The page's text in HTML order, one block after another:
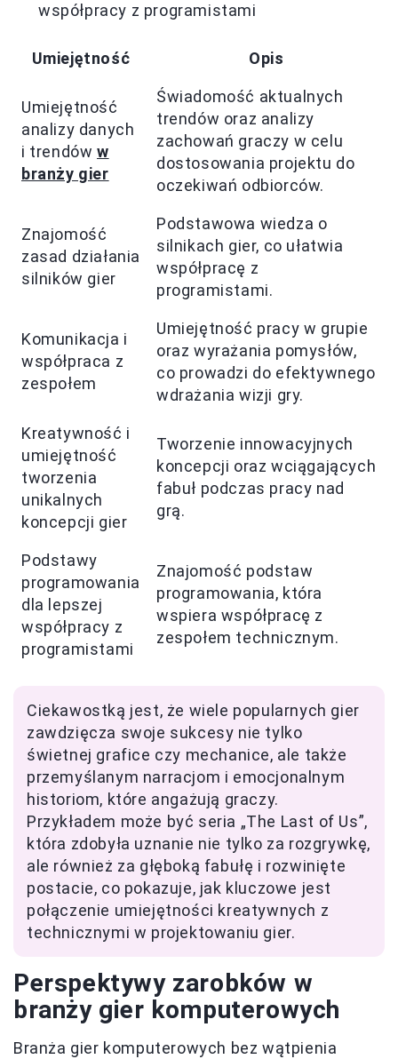
współpracy z programistami
Umiejętność Opis
Umiejętność
analizy danych
i trendów w
branży gier
Świadomość aktualnych
trendów oraz analizy
zachowań graczy w celu
dostosowania projektu do
oczekiwań odbiorców.
Znajomość
zasad działania
silników gier
Podstawowa wiedza o
silnikach gier, co ułatwia
współpracę z
programistami.
Komunikacja i
współpraca z
zespołem
Umiejętność pracy w grupie
oraz wyrażania pomysłów,
co prowadzi do efektywnego
wdrażania wizji gry.
Kreatywność i
umiejętność
tworzenia
unikalnych
koncepcji gier
Tworzenie innowacyjnych
koncepcji oraz wciągających
fabuł podczas pracy nad
grą.
Podstawy
programowania
dla lepszej
współpracy z
programistami
Znajomość podstaw
programowania, która
wspiera współpracę z
zespołem technicznym.
Ciekawostką jest, że wiele popularnych gier
zawdzięcza swoje sukcesy nie tylko
świetnej grafice czy mechanice, ale także
przemyślanym narracjom i emocjonalnym
historiom, które angażują graczy.
Przykładem może być seria „The Last of Us”,
która zdobyła uznanie nie tylko za rozgrywkę,
ale również za głęboką fabułę i rozwinięte
postacie, co pokazuje, jak kluczowe jest
połączenie umiejętności kreatywnych z
technicznymi w projektowaniu gier.
Perspektywy zarobków w
branży gier komputerowych
Branża gier komputerowych bez wątpienia